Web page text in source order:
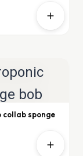
collab sponge